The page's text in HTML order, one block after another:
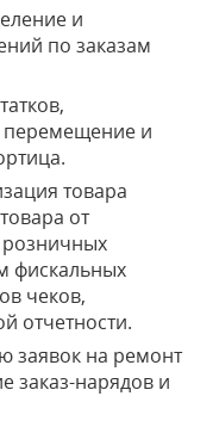
и
по заказам
перемещение и
товара
от
фискальных
чеков,
отчетности.
заявок на ремонт
заказ-нарядов и